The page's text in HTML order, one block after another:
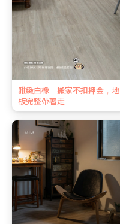
雅緻白橡｜搬家不扣押金，地
板完整帶著走